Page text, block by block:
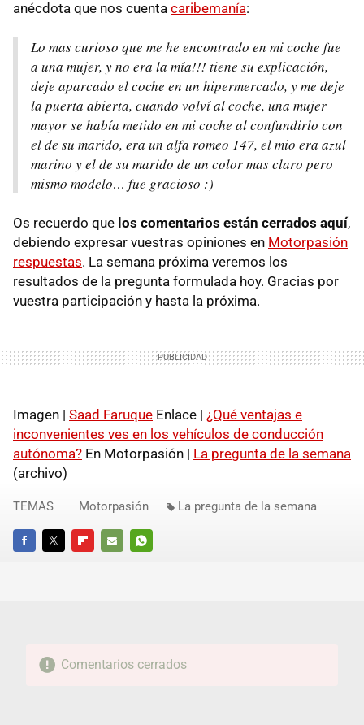
anécdota que nos cuenta caribemanía:
Lo mas curioso que me he encontrado en mi coche fue
a una mujer, y no era la mía!!! tiene su explicación,
deje aparcado el coche en un hipermercado, y me deje
la puerta abierta, cuando volví al coche, una mujer
mayor se había metido en mi coche al confundirlo con
el de su marido, era un alfa romeo 147, el mio era azul
marino y el de su marido de un color mas claro pero
mismo modelo… fue gracioso :)
Os recuerdo que los comentarios están cerrados aquí,
debiendo expresar vuestras opiniones en Motorpasión
respuestas. La semana próxima veremos los
resultados de la pregunta formulada hoy. Gracias por
vuestra participación y hasta la próxima.
Imagen | Saad Faruque Enlace | ¿Qué ventajas e
inconvenientes ves en los vehículos de conducción
autónoma? En Motorpasión | La pregunta de la semana
(archivo)
FACEBOOKTWITTERFLIPBOARD
E-
WHATSAPP
TEMAS Motorpasión La pregunta de la semana
Comentarios cerrados